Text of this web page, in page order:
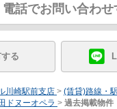
電話でお問い合わせ
る
川崎駅前支店 > (賃貸)路線・
ドヌーオペラ > 過去掲載物件